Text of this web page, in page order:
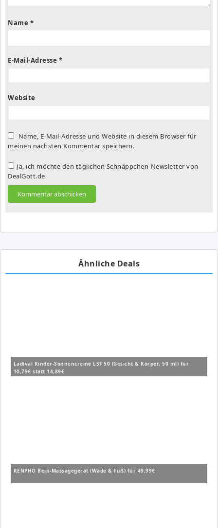
Name *
E-Mail-Adresse *
Website
Name, E-Mail-Adresse und Website in diesem Browser für
meinen nächsten Kommentar speichern.
Ja, ich möchte den täglichen Schnäppchen-Newsletter von
DealGott.de
Ähnliche Deals
Ladival Kinder-Sonnencreme LSF 50 (Gesicht & Körper, 50 ml) für
10,79€ statt 14,89€
RENPHO Bein-Massagegerät (Wade & Fuß) für 49,99€